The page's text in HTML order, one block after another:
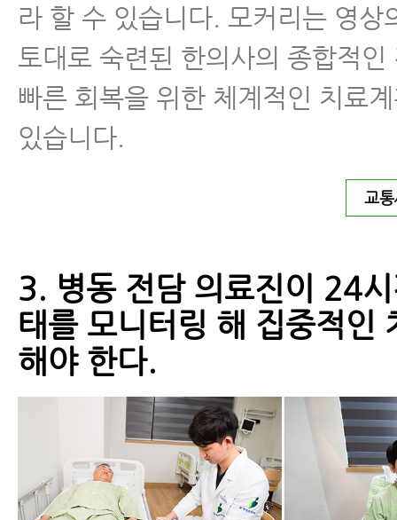
라 할 수 있습니다. 모커리는 영상
토대로 숙련된 한의사의 종합적인
빠른 회복을 위한 체계적인 치료
있습니다.
교
3. 병동 전담 의료진이 24
태를 모니터링 해 집중적인
해야 한다.